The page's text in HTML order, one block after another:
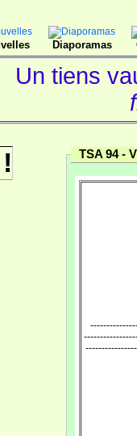
Diaporamas
Un tiens
TSA 94 -
----------------